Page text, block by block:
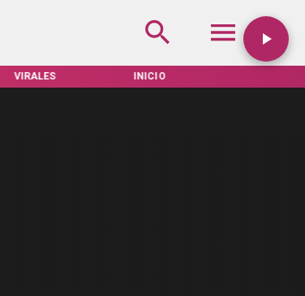
VIRALES INICIO